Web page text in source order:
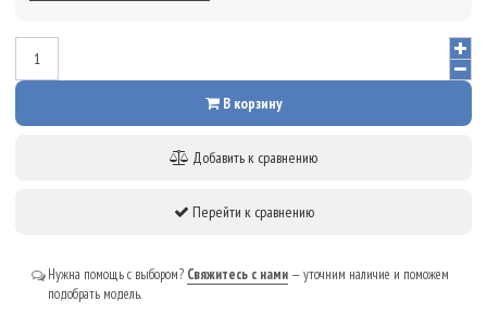
В корзину
Добавить к сравнению
Перейти к сравнению
Нужна помощь с выбором? Свяжитесь с нами — уточним наличие и поможем
подобрать модель.